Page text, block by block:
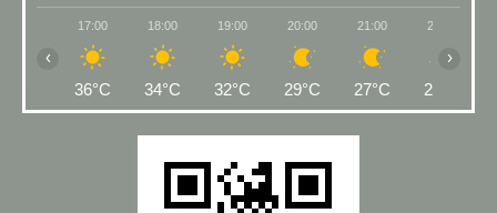
17:00
36°C
18:00
34°C
19:00
32°C
20:00
29°C
21:00
27°C
22:00
26°C
‹ ›